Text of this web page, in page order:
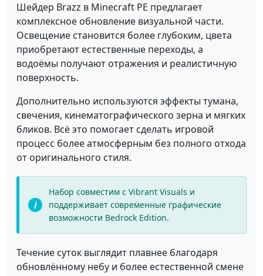
Шейдер Brazz в Minecraft PE предлагает
комплексное обновление визуальной части.
Освещение становится более глубоким, цвета
приобретают естественные переходы, а
водоёмы получают отражения и реалистичную
поверхность.
Дополнительно используются эффекты тумана,
свечения, кинематографического зерна и мягких
бликов. Всё это помогает сделать игровой
процесс более атмосферным без полного отхода
от оригинального стиля.
Набор совместим с Vibrant Visuals и
поддерживает современные графические
возможности Bedrock Edition.
Течение суток выглядит плавнее благодаря
обновлённому небу и более естественной смене